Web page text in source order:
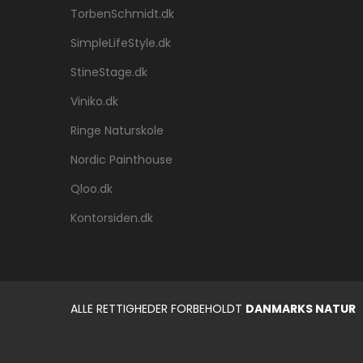
TorbenSchmidt.dk
SimpleLifeStyle.dk
StineStage.dk
Viniko.dk
Ringe Naturskole
Nordic Painthouse
Qloo.dk
Kontorsiden.dk
ALLE RETTIGHEDER FORBEHOLDT DANMARKS NATUR